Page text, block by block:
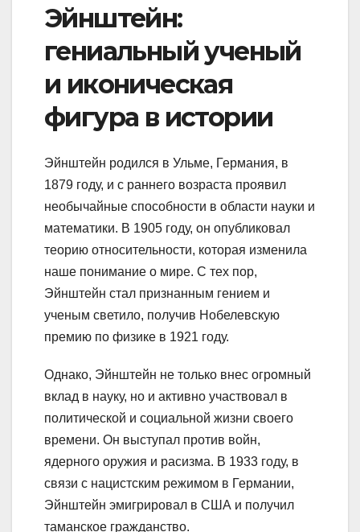
Эйнштейн:
гениальный ученый
и иконическая
фигура в истории
Эйнштейн родился в Ульме, Германия, в
1879 году, и с раннего возраста проявил
необычайные способности в области науки и
математики. В 1905 году, он опубликовал
теорию относительности, которая изменила
наше понимание о мире. С тех пор,
Эйнштейн стал признанным гением и
ученым светило, получив Нобелевскую
премию по физике в 1921 году.
Однако, Эйнштейн не только внес огромный
вклад в науку, но и активно участвовал в
политической и социальной жизни своего
времени. Он выступал против войн,
ядерного оружия и расизма. В 1933 году, в
связи с нацистским режимом в Германии,
Эйнштейн эмигрировал в США и получил
таманское гражданство.